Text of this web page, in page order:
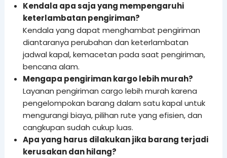
Kendala apa saja yang mempengaruhi
keterlambatan pengiriman?
Kendala yang dapat menghambat pengiriman
diantaranya perubahan dan keterlambatan
jadwal kapal, kemacetan pada saat pengiriman,
bencana alam.
Mengapa pengiriman kargo lebih murah?
Layanan pengiriman cargo lebih murah karena
pengelompokan barang dalam satu kapal untuk
mengurangi biaya, pilihan rute yang efisien, dan
cangkupan sudah cukup luas.
Apa yang harus dilakukan jika barang terjadi
kerusakan dan hilang?